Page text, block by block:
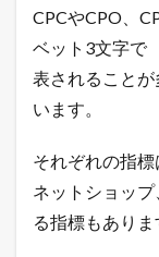
CPCやCPO、
ベット3文字で
表されること
います。
それぞれの指標
ネットショッ
る指標もありま